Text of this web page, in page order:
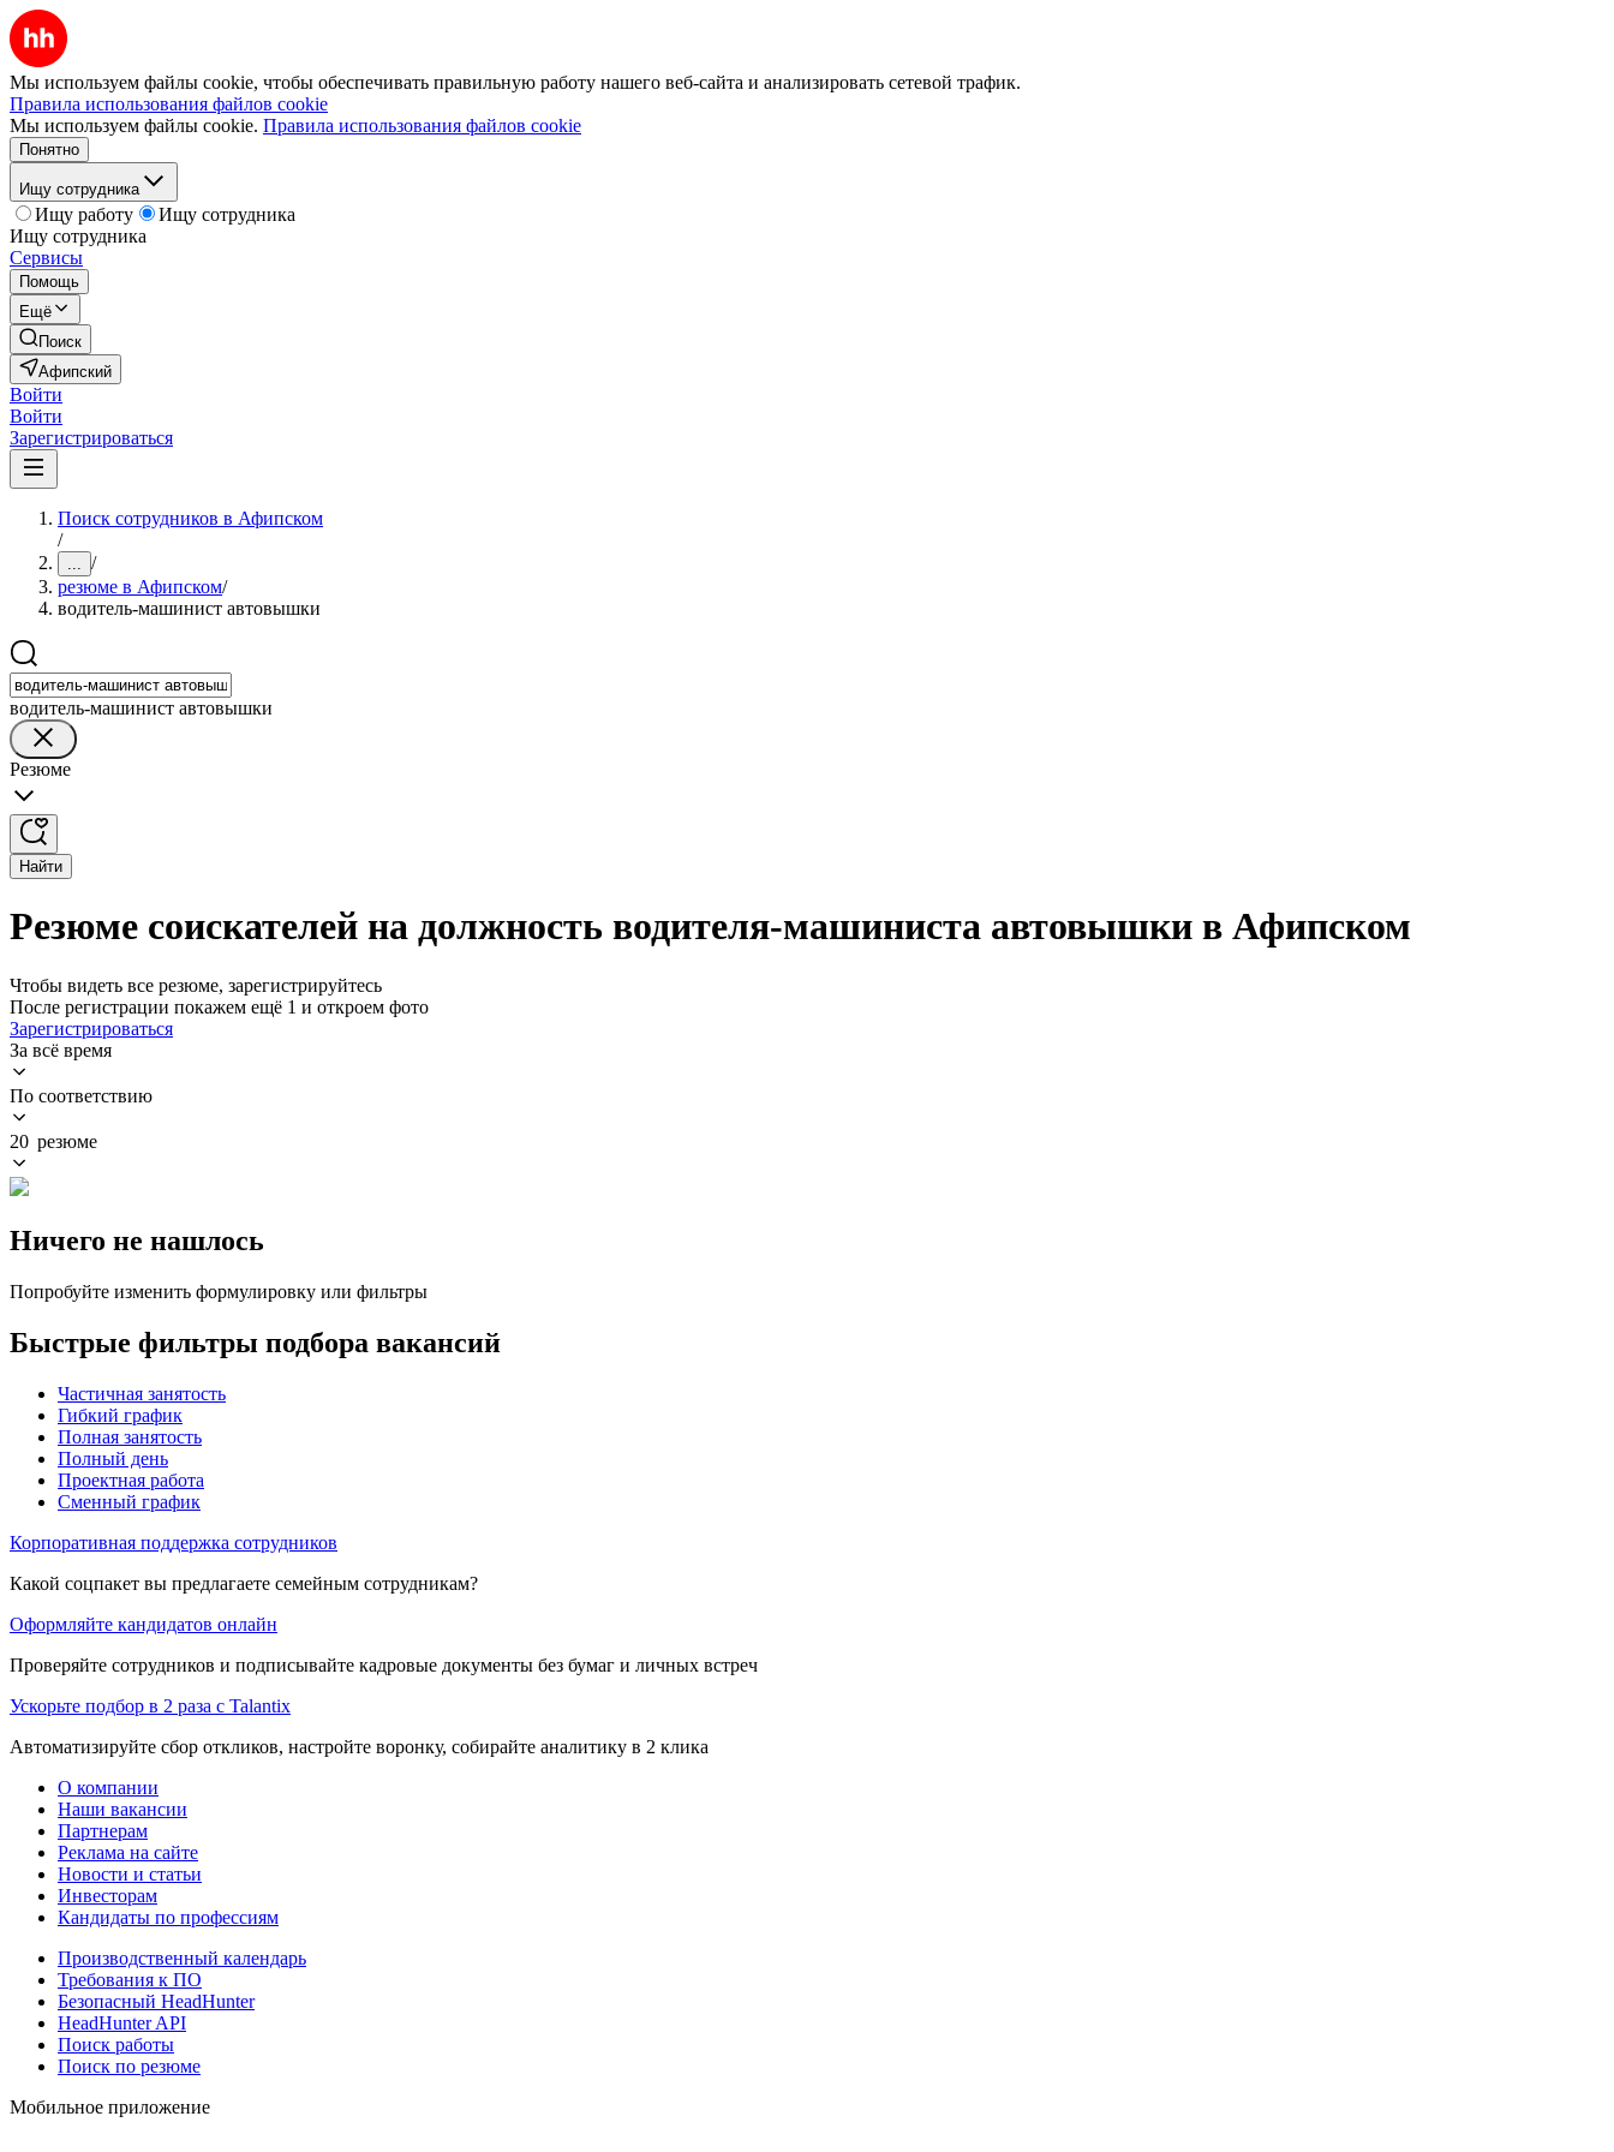
Мы используем файлы cookie, чтобы обеспечивать правильную работу нашего веб-сайта и анализировать сетевой трафик.
Правила использования файлов cookie
Мы используем файлы cookie. Правила использования файлов cookie
Понятно
Ищу сотрудника
Ищу работу
Ищу сотрудника
Ищу сотрудника
Сервисы
Помощь
Ещё
Поиск
Афипский
Войти
Войти
Зарегистрироваться
Поиск сотрудников в Афипском
/
... /
резюме в Афипском/
водитель-машинист автовышки
водитель-машинист автовышки
Резюме
Найти
Резюме соискателей на должность водителя-машиниста автовышки в Афипском
Чтобы видеть все резюме, зарегистрируйтесь
После регистрации покажем ещё 1 и откроем фото
Зарегистрироваться
За всё время
По соответствию
20 резюме
Ничего не нашлось
Попробуйте изменить формулировку или фильтры
Быстрые фильтры подбора вакансий
Частичная занятость
Гибкий график
Полная занятость
Полный день
Проектная работа
Сменный график
Корпоративная поддержка сотрудников
Какой соцпакет вы предлагаете семейным сотрудникам?
Оформляйте кандидатов онлайн
Проверяйте сотрудников и подписывайте кадровые документы без бумаг и личных встреч
Ускорьте подбор в 2 раза с Talantix
Автоматизируйте сбор откликов, настройте воронку, собирайте аналитику в 2 клика
О компании
Наши вакансии
Партнерам
Реклама на сайте
Новости и статьи
Инвесторам
Кандидаты по профессиям
Производственный календарь
Требования к ПО
Безопасный HeadHunter
HeadHunter API
Поиск работы
Поиск по резюме
Мобильное приложение